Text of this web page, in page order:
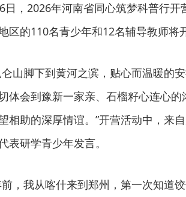
日，2026年河南省同心筑梦科普行
区的110名青少年和12名辅导教师将
仑山脚下到黄河之滨，贴心而温暖的
体会到豫新一家亲、石榴籽心连心
相助的深厚情谊。”开营活动中，来
表研学青少年发言。
前，我从喀什来到郑州，第一次知道